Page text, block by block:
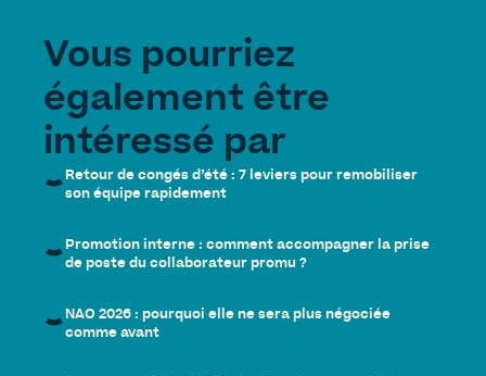
Vous pourriez
également être
intéressé par
Retour de congés d’été : 7 leviers pour remobiliser
son équipe rapidement
Promotion interne : comment accompagner la prise
de poste du collaborateur promu ?
NAO 2026 : pourquoi elle ne sera plus négociée
comme avant